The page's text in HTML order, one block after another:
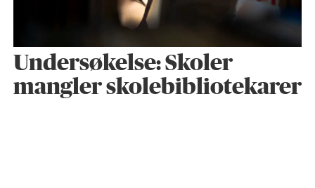
Undersøkelse: Skoler
mangler skolebibliotekarer